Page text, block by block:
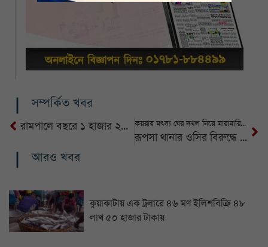
সম্পর্কিত খবর
রামপালে বছরে ১ হাজার ২৫০ মেঃটন খাদ্য উৎপাদন বঞ্চিত কয়রায় মৎস্য ঘের দখল নিয়ে মারামারিতে ২ জন মারাত্নক আহত
রূপসা থানার ওসির বিরুদ্ধে নির্যাতন ও অবহেলার অভিযোগ, আইজিপির কাছে লিখিত আবেদন
আরও খবর
কুয়াকাটায় এক ট্রলারে ৪৬ মণ ইলিশবিক্রি ৪৮
লাখ ৫০ হাজার টাকায়